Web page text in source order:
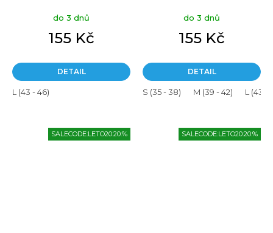
do 3 dnů
155 Kč
DETAIL
L (43 - 46)
do 3 dnů
155 Kč
DETAIL
S (35 - 38) M (39 - 42) L (43 -
SALECODE:LETO20:20:% SALECODE:LETO20:20:%